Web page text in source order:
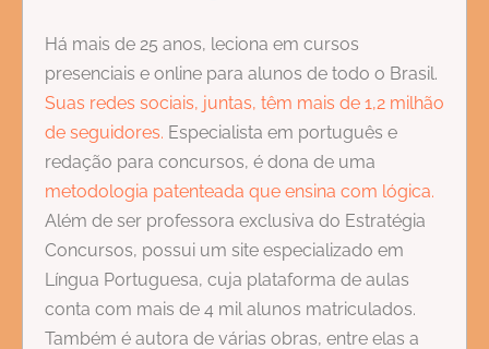
Há mais de 25 anos, leciona em cursos
presenciais e online para alunos de todo o Brasil.
Suas redes sociais, juntas, têm mais de 1,2 milhão
de seguidores. Especialista em português e
redação para concursos, é dona de uma
metodologia patenteada que ensina com lógica.
Além de ser professora exclusiva do Estratégia
Concursos, possui um site especializado em
Língua Portuguesa, cuja plataforma de aulas
conta com mais de 4 mil alunos matriculados.
Também é autora de várias obras, entre elas a